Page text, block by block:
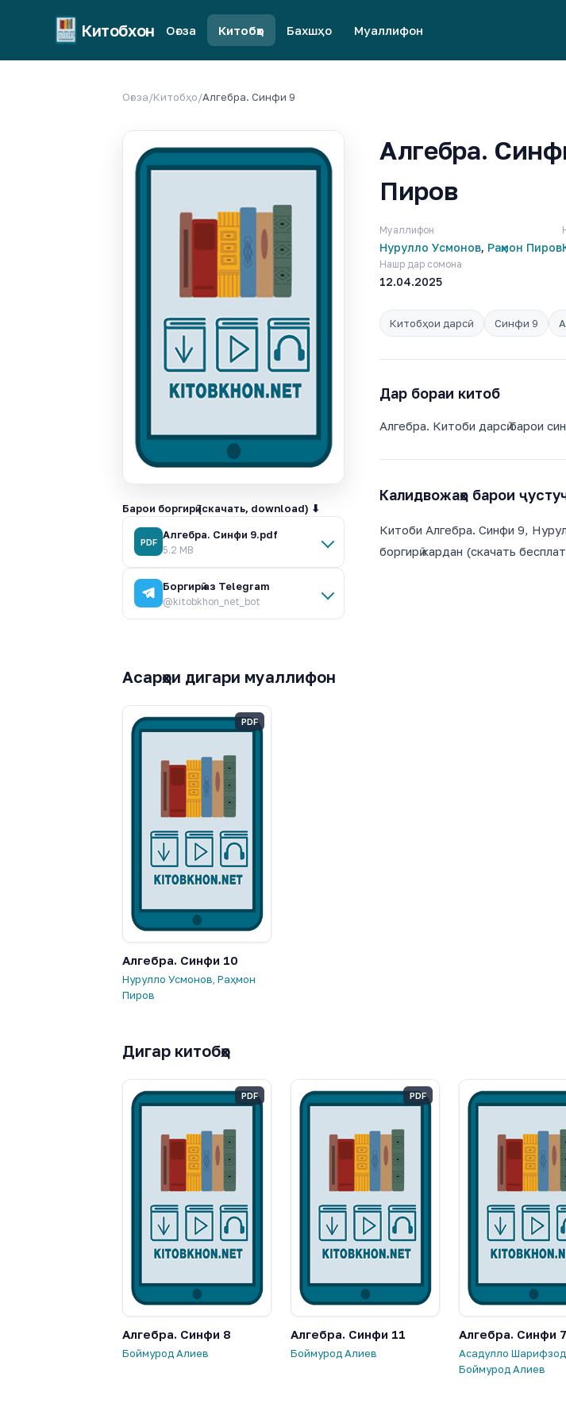
Китобхон Оғоза Китобҳо Бахшҳо Муаллифон
Оғоза/Китобҳо/Алгебра. Синфи 9
Барои боргирӣ (скачать, download) ⬇
PDF
Алгебра. Синфи 9.pdf
5.2 MB
Боргирӣ аз Telegram
@kitobkhon_net_bot
Алгебра.
Пиров
Муаллифон
Нурулло Усмонов, Раҳмон Пиров
Нашр дар сомона
12.04.2025
Китобҳои дарсӣ Синфи 9
Дар бораи китоб
Алгебра. Китоби дарсӣ барои
Калидвожаҳо барои
Китоби Алгебра. Синфи 9,
боргирӣ кардан (скачать
Асарҳои дигари муаллифон
PDF
Алгебра. Синфи 10
Нурулло Усмонов Раҳмон
Пиров
Дигар китобҳо
PDF
Алгебра. Синфи 8
Боймурод Алиев
PDF
Алгебра. Синфи 11
Боймурод Алиев
Алгебра. Синфи 7
Асадулло
Боймурод Алиев